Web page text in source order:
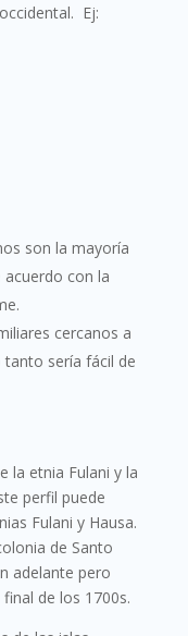
Ej:
son la mayoría
con la
cercanos a
sería fácil de
la etnia Fulani y la
perfil puede
Fulani y Hausa.
de Santo
adelante pero
de los 1700s.